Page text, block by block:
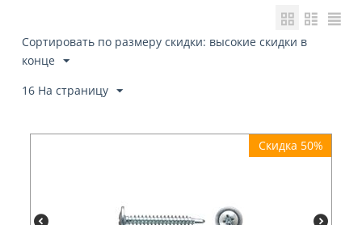
Сортировать по размеру скидки: высокие скидки в
конце
16 На страницу
Скидка 50%